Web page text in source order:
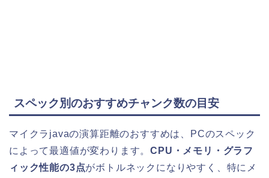
スペック別のおすすめチャンク数の目安
マイクラjavaの演算距離のおすすめは、PCのスペック
によって最適値が変わります。CPU・メモリ・グラフ
ィック性能の3点がボトルネックになりやすく、特にメ